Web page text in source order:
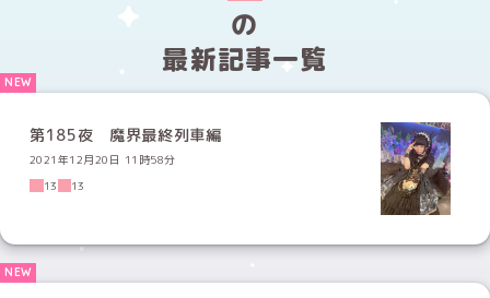
の
最新記事一覧
第185夜 魔界最終列車編
2021年12月20日 11時58分
13
13